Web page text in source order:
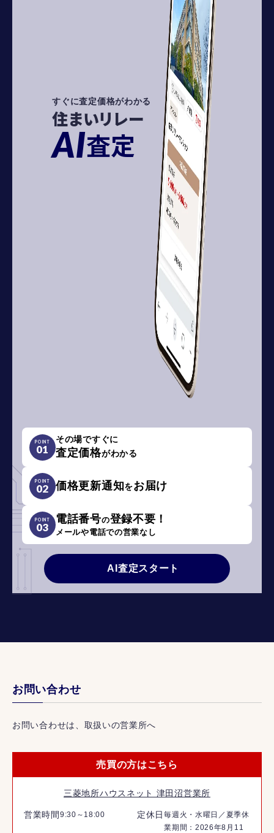
すぐに査定価格がわかる
住まいリレー
AI査定
POINT
01
その場ですぐに
査定価格がわかる
POINT
02 価格更新通知をお届け
POINT
03
電話番号の登録不要！
メールや電話での営業なし
AI査定スタート
お問い合わせ
お問い合わせは、取扱いの営業所へ
売買の方はこちら
三菱地所ハウスネット 津田沼営業所
営業時間 9:30～18:00 定休日毎週火・水曜日／夏季休
業期間：2026年8月11